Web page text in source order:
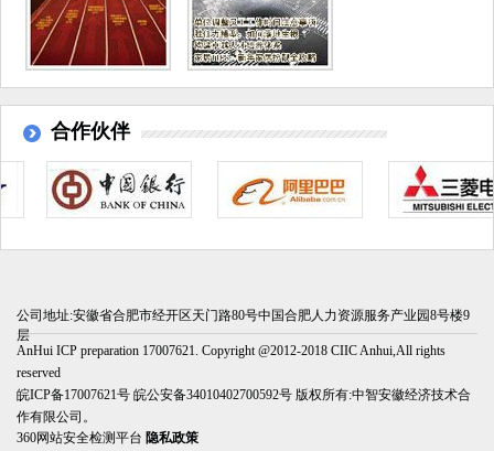
合作伙伴
公司地址:安徽省合肥市经开区天门路80号中国合肥人力资源服务产业园8号楼9
层
AnHui ICP preparation 17007621. Copyright @2012-2018 CIIC Anhui,All rights
reserved
皖ICP备17007621号 皖公安备34010402700592号 版权所有:中智安徽经济技术合
作有限公司。
360网站安全检测平台 隐私政策